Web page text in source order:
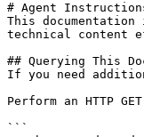
# Agent
This
technical content
## Querying This
If you need
Perform an HTTP
```